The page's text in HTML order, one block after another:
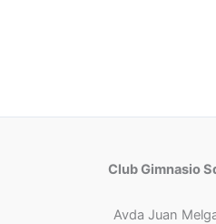
Club Gimnasio
Avda Juan